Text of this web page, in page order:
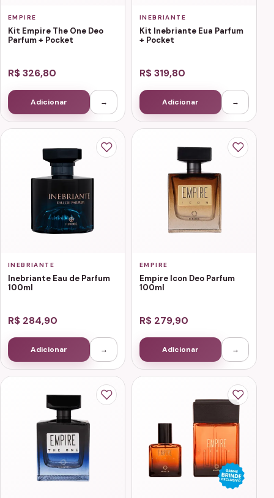
EMPIRE
Kit Empire The One Deo
Parfum + Pocket
R$ 326,80
Adicionar →
INEBRIANTE
Kit Inebriante Eua Parfum
+ Pocket
R$ 319,80
Adicionar →
INEBRIANTE
Inebriante Eau de Parfum
100ml
R$ 284,90
Adicionar →
EMPIRE
Empire Icon Deo Parfum
100ml
R$ 279,90
Adicionar →